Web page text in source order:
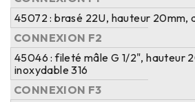
45072 : brasé 22U, hauteur 20mm,
CONNEXION F2
45046 : fileté mâle G 1/2", hauteur
inoxydable 316
CONNEXION F3